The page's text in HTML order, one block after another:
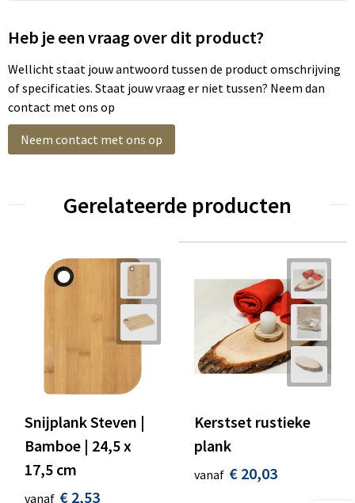
Heb je een vraag over dit product?
Wellicht staat jouw antwoord tussen de product omschrijving
of specificaties. Staat jouw vraag er niet tussen? Neem dan
contact met ons op
Neem contact met ons op
Gerelateerde producten
Snijplank Steven |
Bamboe | 24,5 x
17,5 cm
vanaf € 2,53
Kerstset rustieke
plank
vanaf € 20,03